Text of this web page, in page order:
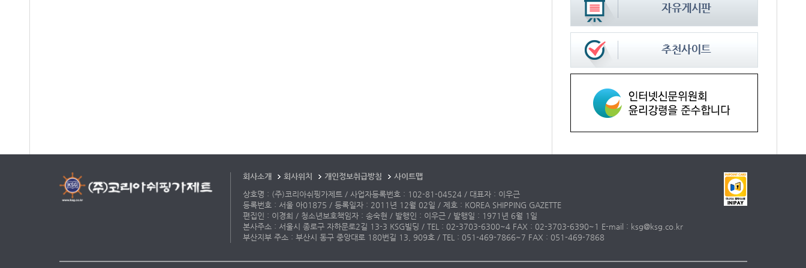
회사소개 회사위치 개인정보취급방침
사이트맵
상호명 : (주)코리아쉬핑가제트 / 사업자등록번호 : 102-81-04524 / 대표자 : 이우근
등록번호 : 서울 아01875 / 등록일자 : 2011년 12월 02일 / 제호 : KOREA SHIPPING GAZETTE
편집인 : 이경희 / 청소년보호책임자 : 송숙현 / 발행인 : 이우근 / 발행일 : 1971년 6월 1일
본사주소 : 서울시 종로구 자하문로2길 13-3 KSG빌딩 / TEL : 02-3703-6300~4 FAX : 02-3703-6390~1 E-mail : ksg@ksg.co.kr
부산지부 주소 : 부산시 동구 중앙대로 180번길 13, 909호 / TEL : 051-469-7866~7 FAX : 051-469-7868